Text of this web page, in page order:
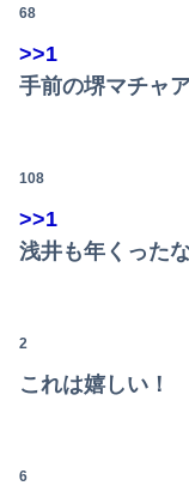
【衝撃】34歳ニー
【朗報】及川光博
68
>>1
手前の堺マチャ
108
>>1
浅井も年くった
2
これは嬉しい！
6